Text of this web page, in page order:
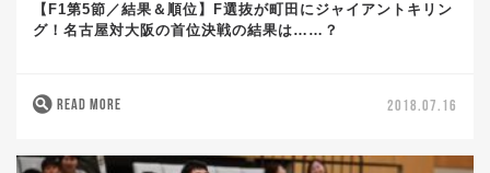
【F1第5節／結果＆順位】F選抜が町田にジャイアントキリン
グ！名古屋対大阪の首位決戦の結果は……？
READ MORE 2018.07.16